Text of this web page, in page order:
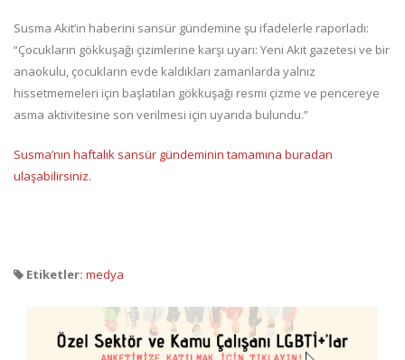
Susma Akit’in haberini sansür gündemine şu ifadelerle raporladı:
“Çocukların gökkuşağı çizimlerine karşı uyarı: Yeni Akit gazetesi ve bir
anaokulu, çocukların evde kaldıkları zamanlarda yalnız
hissetmemeleri için başlatılan gökkuşağı resmi çizme ve pencereye
asma aktivitesine son verilmesi için uyarıda bulundu.”
Susma’nın haftalık sansür gündeminin tamamına buradan
ulaşabilirsiniz.
Etiketler: medya